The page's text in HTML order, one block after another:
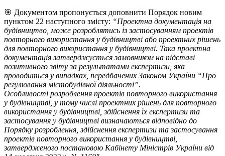
🎯 Документом пропонується доповнити Порядок новим
пунктом 22 наступного змісту: “Проектна документація на
будівництво, може розроблятись із застосуванням проектів
повторного використання у будівництві або проектних рішень
для повторного використання у будівництві. Така проектна
документація затверджується замовником на підставі
позитивного звіту за результатами експертизи, яка
проводиться у випадках, передбачених Законом України “Про
регулювання містобудівної діяльності”.
Особливості розроблення проектів повторного використання
у будівництві, у тому числі проектних рішень для повторного
використання у будівництві, здійснення їх експертизи та
застосування у будівництві визначаються відповідно до
Порядку розроблення, здійснення експертизи та застосування
проектів повторного використання у будівництві,
затвердженого постановою Кабінету Міністрів України від